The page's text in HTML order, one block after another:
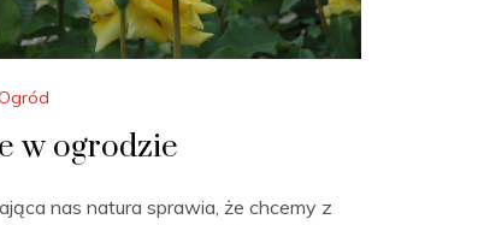
w ogrodzie
nas natura sprawia, że chcemy z